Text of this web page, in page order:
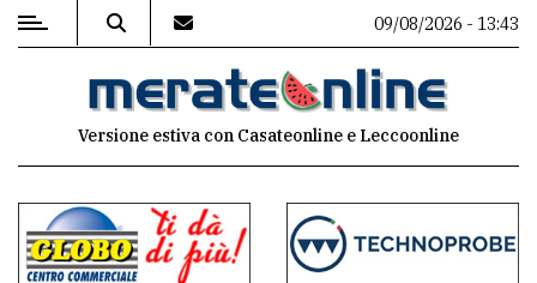
MENU
commenti
09/08/2026 - 13:43
Versione estiva con Casateonline e Leccoonline